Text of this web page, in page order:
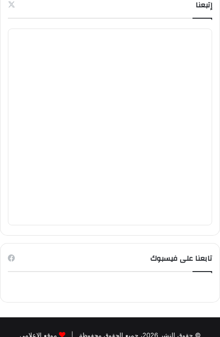
إتبعنا
تابعنا على فيسبوك
© حقوق النشر 2026، جميع الحقوق محفوظة | موقع الاعلامي